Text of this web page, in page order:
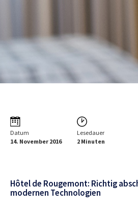
Datum
14. November 2016
Lesedauer
2 Minuten
Hôtel de Rougemont: Richtig
modernen Technologien